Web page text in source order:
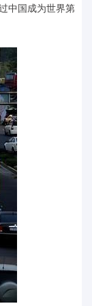
中国成为世界第